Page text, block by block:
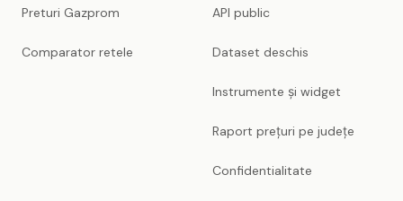
Preturi Gazprom
Comparator retele
API public
Dataset deschis
Instrumente și widget
Raport prețuri pe județe
Confidentialitate